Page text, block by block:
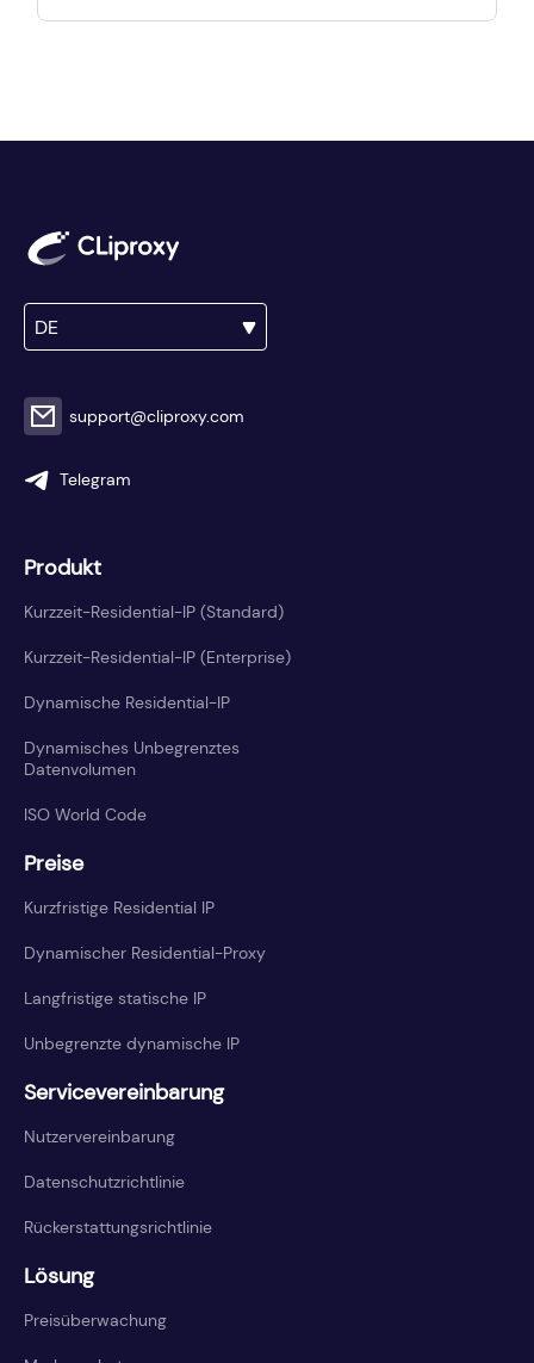
maßgeschneiderte Services bieten und rund
DE
support@cliproxy.com
Telegram
Produkt
Kurzzeit-Residential-IP (Standard)
Kurzzeit-Residential-IP (Enterprise)
Dynamische Residential-IP
Dynamisches Unbegrenztes
Datenvolumen
ISO World Code
Preise
Kurzfristige Residential IP
Dynamischer Residential-Proxy
Langfristige statische IP
Unbegrenzte dynamische IP
Servicevereinbarung
Nutzervereinbarung
Datenschutzrichtlinie
Rückerstattungsrichtlinie
Lösung
Preisüberwachung